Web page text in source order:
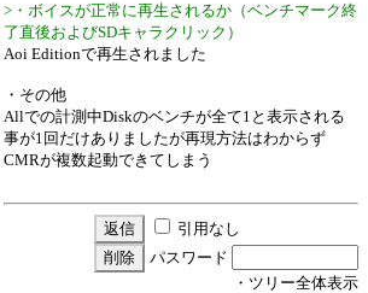
>・ボイスが正常に再生されるか（ベンチマーク終
了直後およびSDキャラクリック）
Aoi Editionで再生されました
・その他
Allでの計測中Diskのベンチが全て1と表示される
事が1回だけありましたが再現方法はわからず
CMRが複数起動できてしまう
引用なし
パスワード
・ツリー全体表示